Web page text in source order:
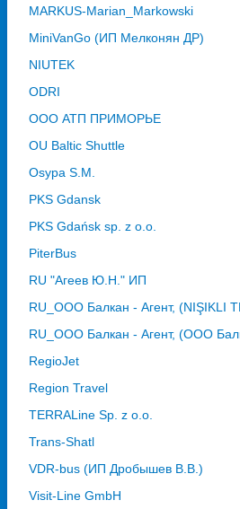
MARKUS-Marian_Markowski
MiniVanGo (ИП Мелконян ДР)
NIUTEK
ODRI
OOO АТП ПРИМОРЬЕ
OU Baltic Shuttle
Osypa S.M.
PKS Gdansk
PKS Gdańsk sp. z o.o.
PiterBus
RU "Агеев Ю.Н." ИП
RU_ООО Балкан - Агент, (NIŞIKLI
RU_ООО Балкан - Агент, (ООО
RegioJet
Region Travel
TERRALine Sp. z o.o.
Trans-Shatl
VDR-bus (ИП Дробышев В.В.)
Visit-Line GmbH